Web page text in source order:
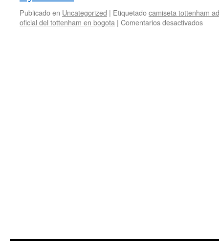
Publicado en Uncategorized | Etiquetadocamiseta tottenham
oficial del tottenham en bogota | Comentarios desactivadosen